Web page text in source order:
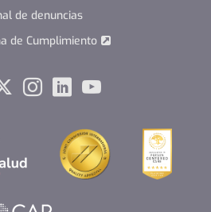
de denuncias
de Cumplimiento